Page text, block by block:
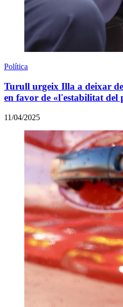
Política
Turull urgeix Illa a deixar
en favor de «l'estabilitat del
11/04/2025